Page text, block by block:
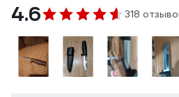
4.6 318